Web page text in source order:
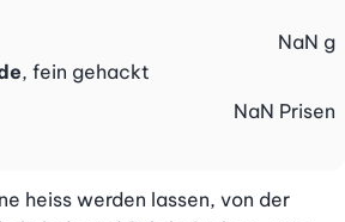
, fein gehackt
NaN g
NaN Prisen
heiss werden lassen, von der